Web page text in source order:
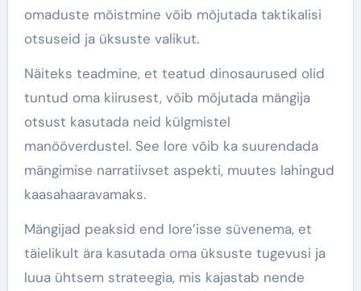
omaduste mõistmine võib mõjutada taktikalisi
otsuseid ja üksuste valikut.
Näiteks teadmine, et teatud dinosaurused olid
tuntud oma kiirusest, võib mõjutada mängija
otsust kasutada neid külgmistel
manööverdustel. See lore võib ka suurendada
mängimise narratiivset aspekti, muutes lahingud
kaasahaaravamaks.
Mängijad peaksid end lore’isse süvenema, et
täielikult ära kasutada oma üksuste tugevusi ja
luua ühtsem strateegia, mis kajastab nende